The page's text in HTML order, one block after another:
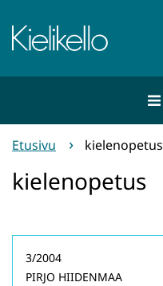
sisältöön
Etusivu
Etusivu kielenopetus
kielenopetus
3/2004
PIRJO HIIDENMAA